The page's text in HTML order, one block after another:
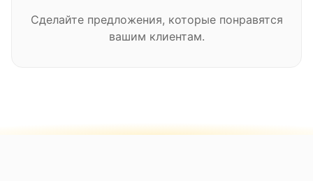
Сделайте предложения, которые понравятся
вашим клиентам.